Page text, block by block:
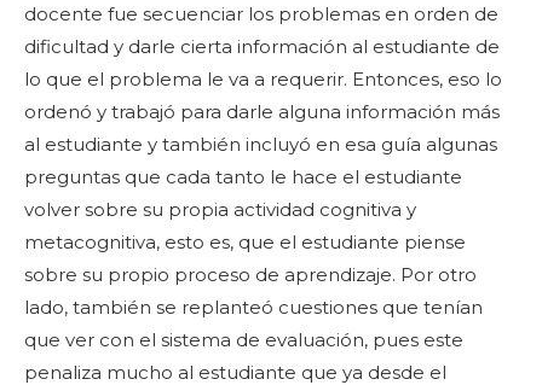
docente fue secuenciar los problemas en orden de
dificultad y darle cierta información al estudiante de
lo que el problema le va a requerir. Entonces, eso lo
ordenó y trabajó para darle alguna información más
al estudiante y también incluyó en esa guía algunas
preguntas que cada tanto le hace el estudiante
volver sobre su propia actividad cognitiva y
metacognitiva, esto es, que el estudiante piense
sobre su propio proceso de aprendizaje. Por otro
lado, también se replanteó cuestiones que tenían
que ver con el sistema de evaluación, pues este
penaliza mucho al estudiante que ya desde el